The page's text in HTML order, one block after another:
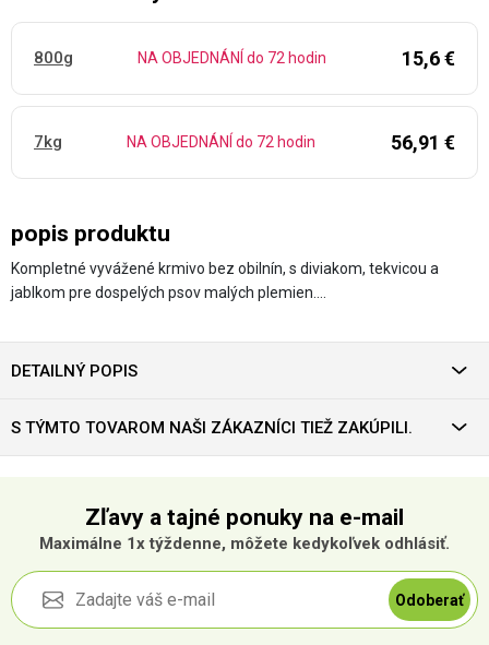
popis produktu
Kompletné vyvážené krmivo bez obilnín, s diviakom, tekvicou a
jablkom pre dospelých psov malých plemien.…
800g NA OBJEDNÁNÍ do 72 hodin 15,6 €
7kg NA OBJEDNÁNÍ do 72 hodin 56,91 €
DETAILNÝ POPIS
S TÝMTO TOVAROM NAŠI ZÁKAZNÍCI TIEŽ ZAKÚPILI.
Zľavy a tajné ponuky na e-mail
Maximálne 1x týždenne, môžete kedykoľvek odhlásiť.
Odoberať